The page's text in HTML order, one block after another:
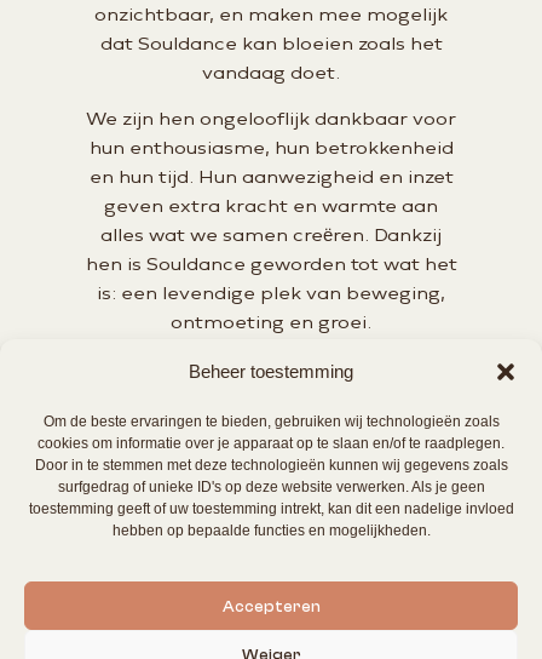
Beheer toestemming
Om de beste ervaringen te bieden, gebruiken wij technologieën zoals
cookies om informatie over je apparaat op te slaan en/of te raadplegen.
Door in te stemmen met deze technologieën kunnen wij gegevens zoals
surfgedrag of unieke ID's op deze website verwerken. Als je geen
toestemming geeft of uw toestemming intrekt, kan dit een nadelige invloed
hebben op bepaalde functies en mogelijkheden.
Accepteren
Weiger
onzichtbaar, en maken mee mogelijk
dat Souldance kan bloeien zoals het
vandaag doet.
We zijn hen ongelooflijk dankbaar voor
hun enthousiasme, hun betrokkenheid
en hun tijd. Hun aanwezigheid en inzet
geven extra kracht en warmte aan
alles wat we samen creëren. Dankzij
hen is Souldance geworden tot wat het
is: een levendige plek van beweging,
ontmoeting en groei.
Deze groep lieve mensen zijn o.a.
Bernadette, Siska, Anja, Peter, Kristien
en vele anderen achter de schermen…
Daarnaast danken ook de mensen die
ons van op afstand steunen : onze